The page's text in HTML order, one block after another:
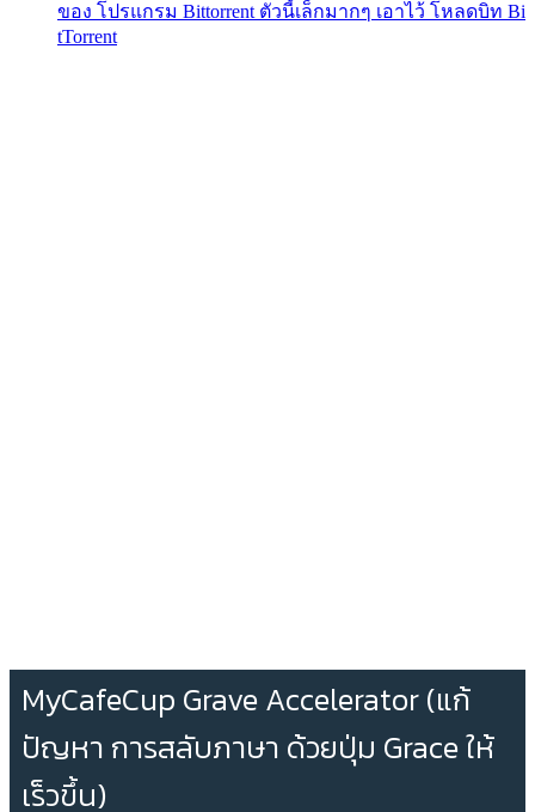
ของ โปรแกรม Bittorrent ตัวนี้เล็กมากๆ เอาไว้ โหลดบิท Bi
tTorrent
MyCafeCup Grave Accelerator (แก้
ปัญหา การสลับภาษา ด้วยปุ่ม Grace ให้
เร็วขึ้น)